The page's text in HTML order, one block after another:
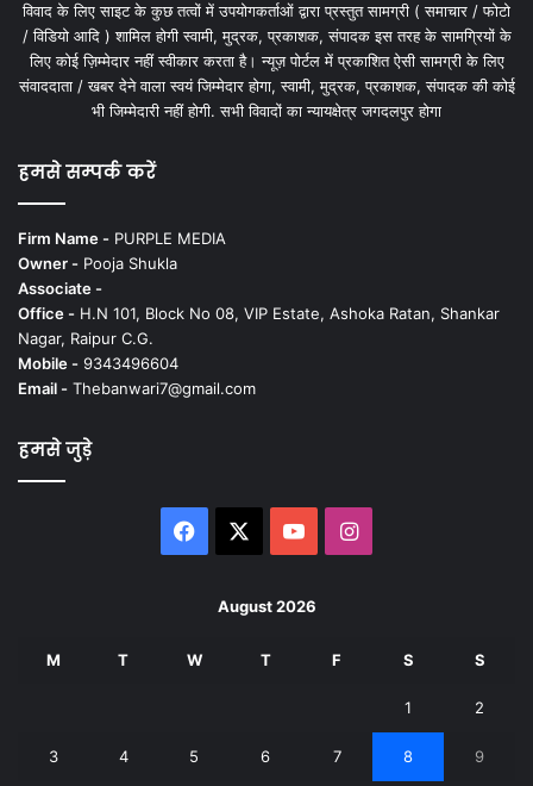
विवाद के लिए साइट के कुछ तत्वों में उपयोगकर्ताओं द्वारा प्रस्तुत सामग्री ( समाचार / फोटो
/ विडियो आदि ) शामिल होगी स्वामी, मुद्रक, प्रकाशक, संपादक इस तरह के सामग्रियों के
लिए कोई ज़िम्मेदार नहीं स्वीकार करता है। न्यूज़ पोर्टल में प्रकाशित ऐसी सामग्री के लिए
संवाददाता / खबर देने वाला स्वयं जिम्मेदार होगा, स्वामी, मुद्रक, प्रकाशक, संपादक की कोई
भी जिम्मेदारी नहीं होगी. सभी विवादों का न्यायक्षेत्र जगदलपुर होगा
हमसे सम्पर्क करें
Firm Name - PURPLE MEDIA
Owner - Pooja Shukla
Associate -
Office - H.N 101, Block No 08, VIP Estate, Ashoka Ratan, Shankar
Nagar, Raipur C.G.
Mobile - 9343496604
Email - Thebanwari7@gmail.com
हमसे जुड़े
Facebook YouTubeInstagram
August 2026
M T W T F S S
1 2
3 4 5 6 7 8 9